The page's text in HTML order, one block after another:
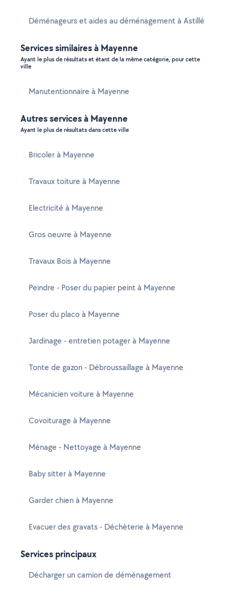
Déménageurs et aides au déménagement à Astillé
Services similaires à Mayenne
Ayant le plus de résultats et étant de la même catégorie, pour cette
ville
Manutentionnaire à Mayenne
Autres services à Mayenne
Ayant le plus de résultats dans cette ville
Bricoler à Mayenne
Travaux toiture à Mayenne
Electricité à Mayenne
Gros oeuvre à Mayenne
Travaux Bois à Mayenne
Peindre - Poser du papier peint à Mayenne
Poser du placo à Mayenne
Jardinage - entretien potager à Mayenne
Tonte de gazon - Débroussaillage à Mayenne
Mécanicien voiture à Mayenne
Covoiturage à Mayenne
Ménage - Nettoyage à Mayenne
Baby sitter à Mayenne
Garder chien à Mayenne
Evacuer des gravats - Déchèterie à Mayenne
Services principaux
Décharger un camion de déménagement